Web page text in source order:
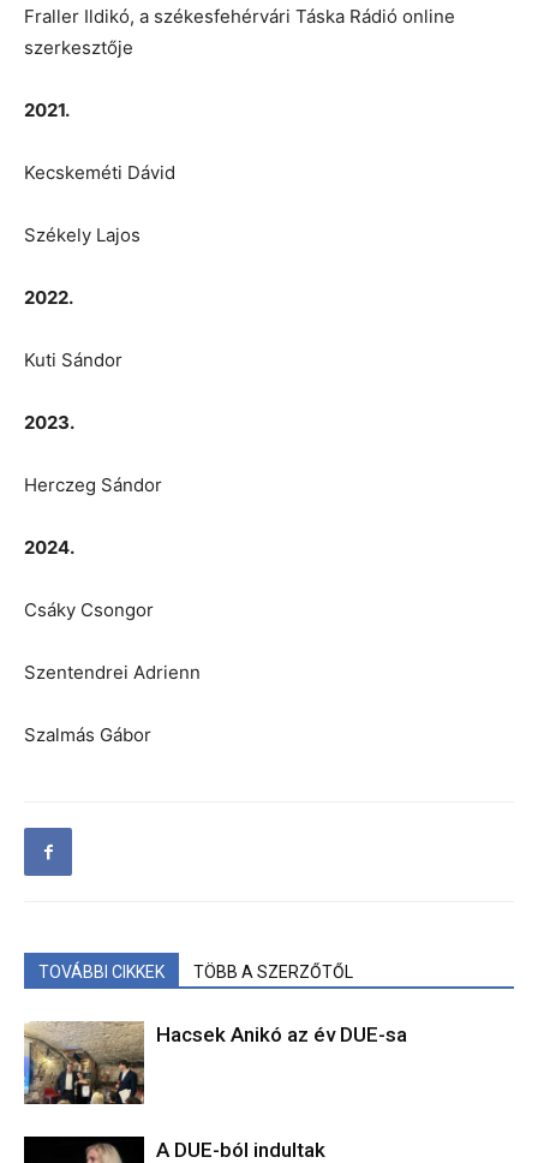
Fraller Ildikó, a székesfehérvári Táska Rádió online
szerkesztője
2021.
Kecskeméti Dávid
Székely Lajos
2022.
Kuti Sándor
2023.
Herczeg Sándor
2024.
Csáky Csongor
Szentendrei Adrienn
Szalmás Gábor
TOVÁBBI CIKKEK TÖBB A SZERZŐTŐL
Hacsek Anikó az év DUE-sa
A DUE-ból indultak